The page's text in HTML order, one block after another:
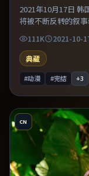
2021年10月17日 韩
将被不断反转的叙
张力贯穿全片。推
111K 2021-10-
典藏
#动漫 #完结 +3
CN